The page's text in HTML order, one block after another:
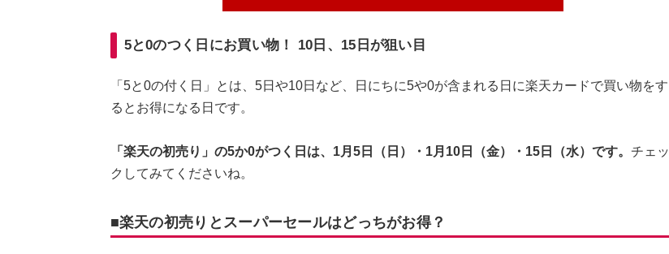
5と0のつく日にお買い物！ 10日、15日が狙い目
「5と0の付く日」とは、5日や10日など、日にちに5や0が含まれる日に楽天カードで買い物をす
るとお得になる日です。
「楽天の初売り」の5か0がつく日は、1月5日（日）・1月10日（金）・15日（水）です。 チェッ
クしてみてくださいね。
■楽天の初売りとスーパーセールはどっちがお得？